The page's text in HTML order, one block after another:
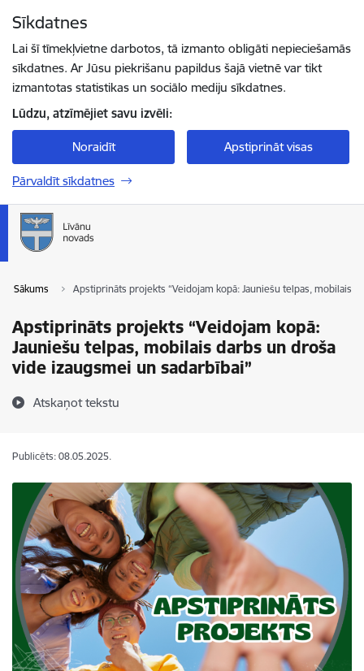
Sīkdatnes
Lai šī tīmekļvietne darbotos, tā izmanto obligāti nepieciešamās
sīkdatnes. Ar Jūsu piekrišanu papildus šajā vietnē var tikt
izmantotas statistikas un sociālo mediju sīkdatnes.
Lūdzu, atzīmējiet savu izvēli:
Noraidīt Apstiprināt visas
Pārvaldīt sīkdatnes
Sākums Apstiprināts projekts “Veidojam kopā: Jauniešu telpas, mobilais
Apstiprināts projekts “Veidojam kopā:
Jauniešu telpas, mobilais darbs un droša
vide izaugsmei un sadarbībai”
Atskaņot tekstu
Publicēts: 08.05.2025.